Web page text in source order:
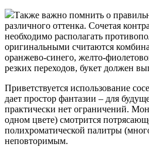
Также важно помнить о
различного оттенка. Сочетая
необходимо располагать
оригинальными считаются
оранжево-синего, желто-
резких переходов, букет должен
Приветствуется использование
дает простор фантазии – для
практически нет ограничений.
одном цвете) смотрится
полихроматической палитры
неповторимым.